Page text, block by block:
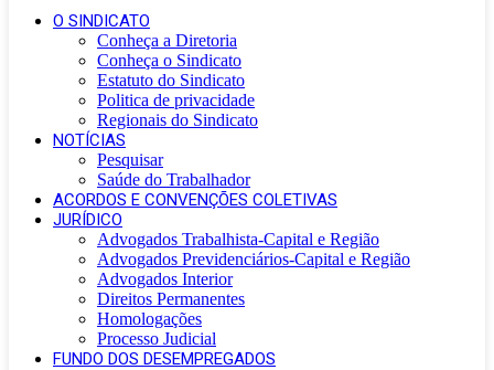
O SINDICATO
Conheça a Diretoria
Conheça o Sindicato
Estatuto do Sindicato
Politica de privacidade
Regionais do Sindicato
NOTÍCIAS
Pesquisar
Saúde do Trabalhador
ACORDOS E CONVENÇÕES COLETIVAS
JURÍDICO
Advogados Trabalhista-Capital e Região
Advogados Previdenciários-Capital e Região
Advogados Interior
Direitos Permanentes
Homologações
Processo Judicial
FUNDO DOS DESEMPREGADOS